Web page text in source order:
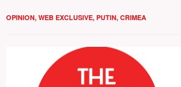
OPINION, WEB EXCLUSIVE, PUTIN, CRIMEA